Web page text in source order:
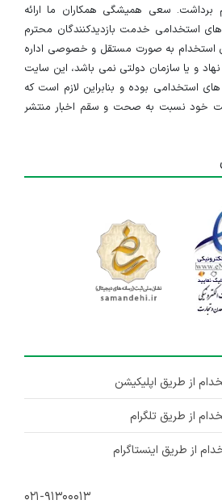
سعی همیشگی همکاران ما ارائه
استخدامی خدمت بازدیدکنندگان محترم
استخدام به صورت مستقل و خصوصی اداره
و یا سازمان دولتی نمی باشد، این سایت
استخدامی بوده و بنابراین لازم است که
خود نسبت به صحت و سقم اخبار منتشر
از طریق اپلیکیشن
از طریق تلگرام
از طریق اینستاگرام
۰۲۱-۹۱۳۰۰۰۱۳